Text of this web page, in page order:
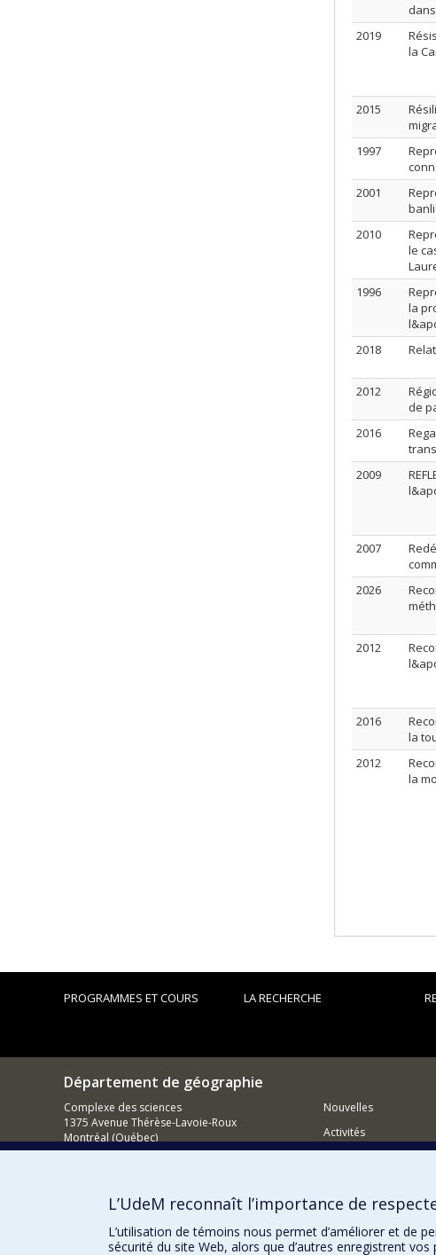
2019
la
2015
1997
2001
2010
le
1996
la
2018
2012
de
2016
2009
2007
2026
2012
2016
la
2012
la
PROGRAMMES ET COURS LA RECHERCHE
Département de géographie
Complexe des sciences
1375 Avenue Thérèse-Lavoie-Roux
Montréal (Québec)
H2V 0B3
Nouvelles
Activités
L’UdeM reconnaît l’importance de
L’utilisation de témoins nous permet d’améliorer et de
sécurité du site Web, alors que d’autres enregistrent